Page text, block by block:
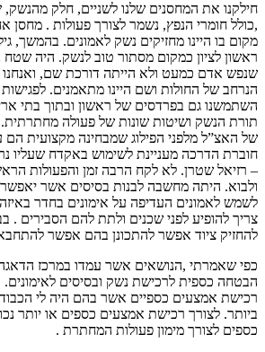
חילקנו את המחסנים שלנו לשניים, חלק
,כולל חומרי הנפץ, נשמר לצורך פעולות . מחסן
מקום בו היינו מחזיקים נשק לאמונים. בהמשך,
ראשון לציון כמקום מסתור טוב לנשק. היה שטח
שנפש אדם כמעט ולא הייתה דורכת שם, ואנחנו
הנרחב של החולות ושם היינו מתאמנים.
השתמשנו גם בפרדסים של ראשון ובתוך בתי
תורת הנשק ושיטות שונות של פעולה מחתרתית.
של האצ”ל מלפני הפילוג שמבחינה מקצועית הם
חוברת הדרכה מעניינת לשימוש באקדח שעליו
– רזיאל שטרן. לא לקח הרבה זמן והפעולות
ולבוא. היתה מחשבה לבנות בסיסים אשר
לשמש לאמונים העדיפה על אימונים בחדר
צריך להופיע לפני שכנים ולתת להם הסבירים .
להחזיק ציוד אפשר להתכונן בהם אפשר
כפי שאמרתי ,הנושאים אשר עמדו במרכז
הבטחה כספית לרכישת נשק ובסיסים
רכישת אמצעים כספיים אשר בהם היה לי
ביותר. לצורך רכישת אמצעים כספים או יותר
כספים לצורך מימון פעולות המחתרת .